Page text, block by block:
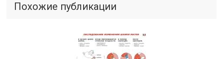
Похожие публикации